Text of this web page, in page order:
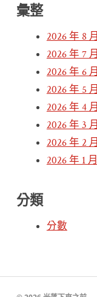
彙整
2026 年 8 月
2026 年 7 月
2026 年 6 月
2026 年 5 月
2026 年 4 月
2026 年 3 月
2026 年 2 月
2026 年 1 月
分類
分數